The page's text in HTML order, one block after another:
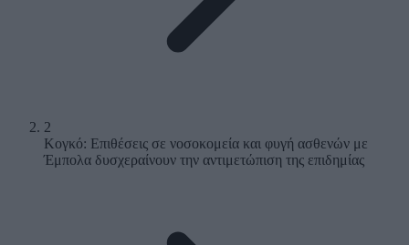
2
Κογκό: Επιθέσεις σε νοσοκομεία και φυγή ασθενών με
Έμπολα δυσχεραίνουν την αντιμετώπιση της επιδημίας